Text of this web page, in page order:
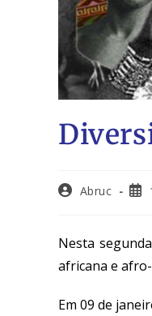
Abruc
Nesta
africana e
Em 09 de